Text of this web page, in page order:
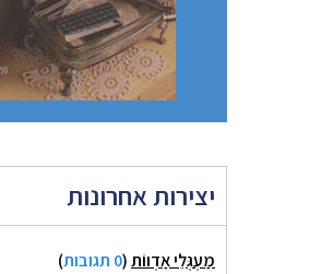
יצירות אחרונות
מַעְגְּלֵי אַדְווֹת(0 תגובות
)